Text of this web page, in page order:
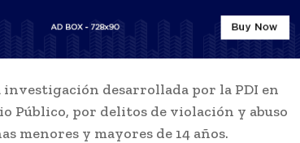
investigación desarrollada por la PDI en
Público, por delitos de violación y abuso
menores y mayores de 14 años.